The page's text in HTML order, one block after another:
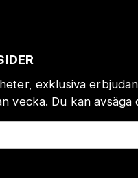
exklusiva
vecka. Du kan avsäga